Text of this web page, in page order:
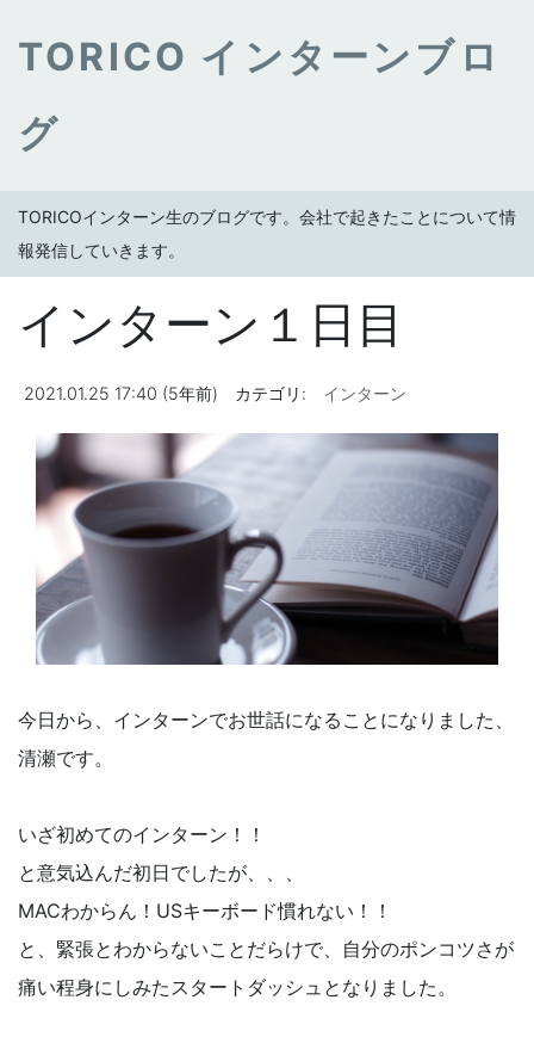
TORICO インターンブロ
グ
TORICOインターン生のブログです。会社で起きたことについて情
報発信していきます。
インターン１日目
2021.01.25 17:40 (5年前) カテゴリ: インターン
今日から、インターンでお世話になることになりました、
清瀬です。
いざ初めてのインターン！！
と意気込んだ初日でしたが、、、
MACわからん！USキーボード慣れない！！
と、緊張とわからないことだらけで、自分のポンコツさが
痛い程身にしみたスタートダッシュとなりました。